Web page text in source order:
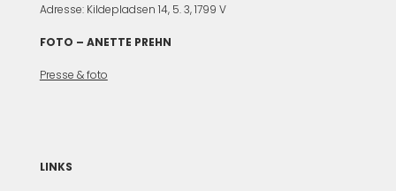
Adresse: Kildepladsen 14, 5. 3, 1799 V
FOTO – ANETTE PREHN
Presse & foto
LINKS